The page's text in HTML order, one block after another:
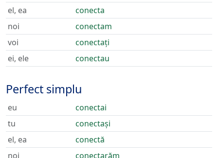
el, ea
conecta
noi
conectam
voi
conectați
ei, ele
conectau
Perfect simplu
eu
conectai
tu
conectași
el, ea
conectă
noi
conectarăm